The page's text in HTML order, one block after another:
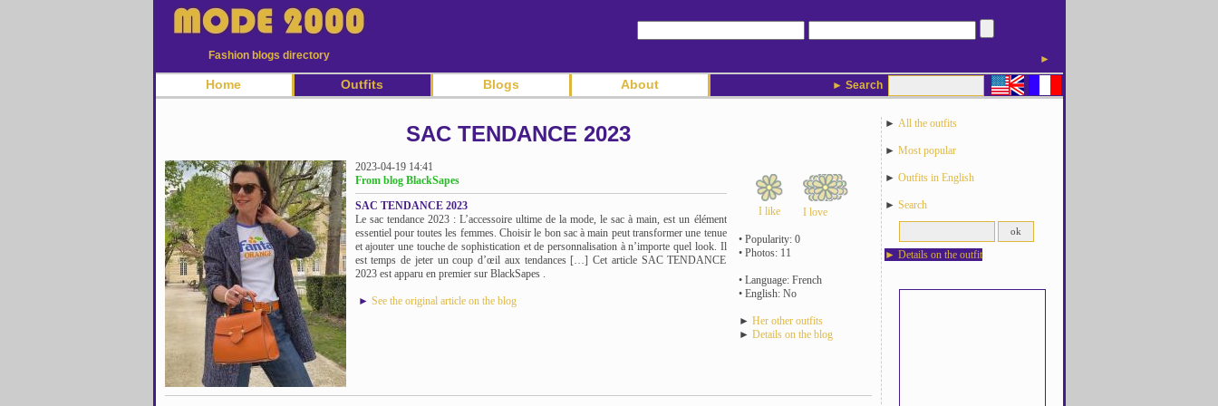
Fashion blogs directory ►
► Search
Home Outfits Blogs About
SAC TENDANCE 2023
2023-04-19 14:41
From blog BlackSapes
SAC TENDANCE 2023
Le sac tendance 2023 : L’accessoire ultime de la mode, le sac à main, est un élément
essentiel pour toutes les femmes. Choisir le bon sac à main peut transformer une tenue
et ajouter une touche de sophistication et de personnalisation à n’importe quel look. Il
est temps de jeter un coup d’œil aux tendances […] Cet article SAC TENDANCE
2023 est apparu en premier sur BlackSapes .
► See the original article on the blog
I like I love
• Popularity: 0
• Photos: 11
• Language: French
• English: No
► Her other outfits
► Details on the blog
► All the outfits
► Most popular
► Outfits in English
► Search
► Details on the outfit